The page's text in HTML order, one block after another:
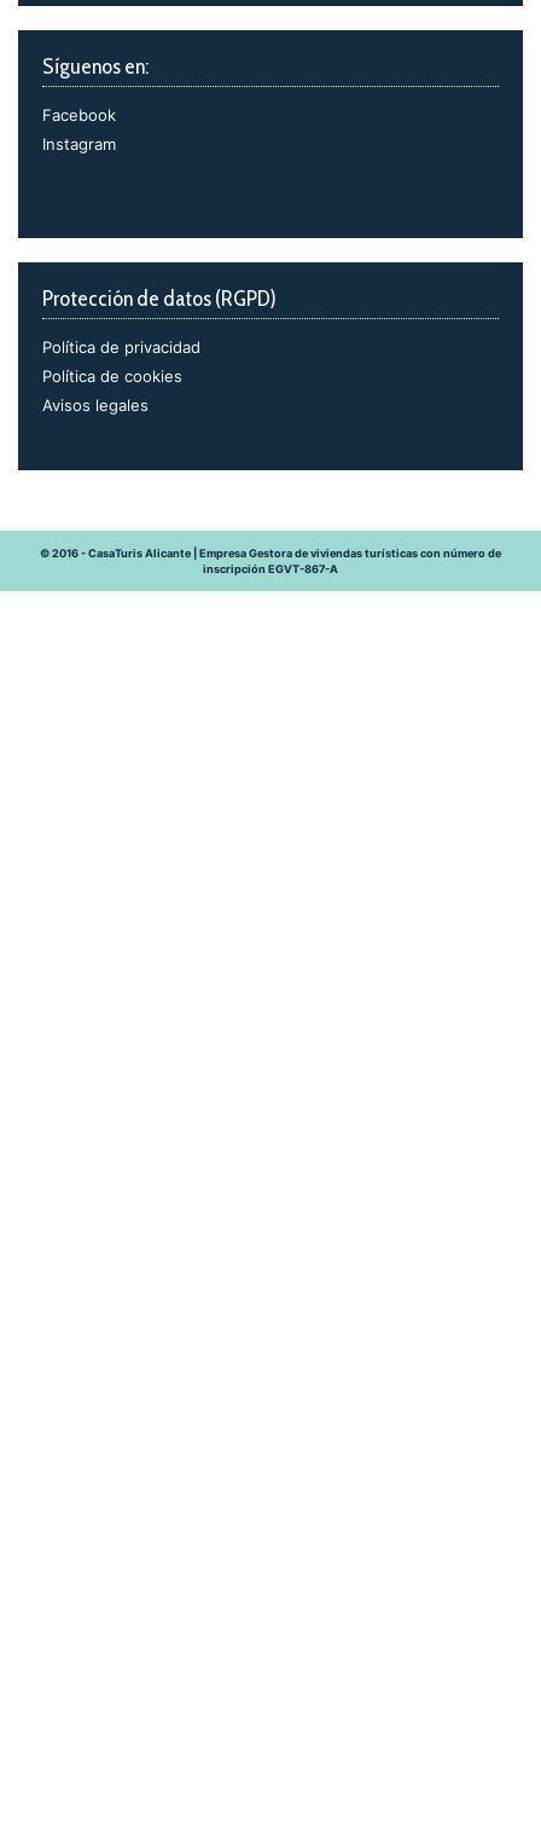
Síguenos en:
Facebook
Instagram
Protección de datos (RGPD)
Política de privacidad
Política de cookies
Avisos legales
© 2016 - CasaTuris Alicante | Empresa Gestora de viviendas turísticas con número de
inscripción EGVT-867-A